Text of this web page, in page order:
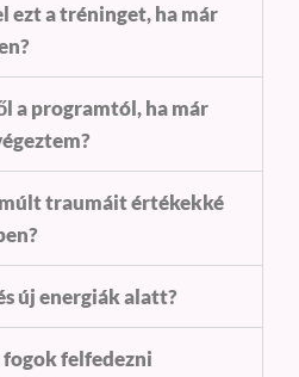
ezt a tréninget, ha már
a programtól, ha már
traumáit értékekké
új energiák alatt?
felfedezni